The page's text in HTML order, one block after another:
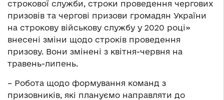
строкової служби, строки проведення чергових
призовів та чергові призови громадян України
на строкову військову службу у 2020 році»
внесені зміни щодо строків проведення
призову. Вони змінені з квітня-червня на
травень-липень.
– Робота щодо формування команд з
призовників, які плануємо направляти до